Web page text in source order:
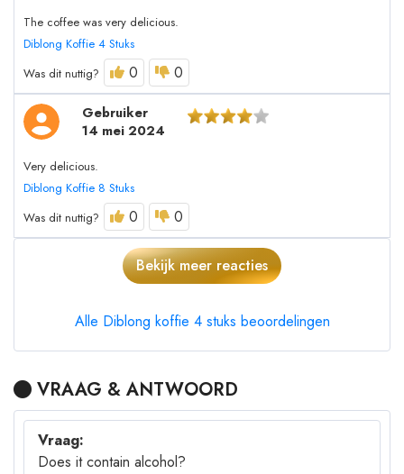
The coffee was very delicious.
Diblong Koffie 4 Stuks
Was dit nuttig?
0 0
Gebruiker
14 mei 2024
Very delicious.
Diblong Koffie 8 Stuks
Was dit nuttig?
0 0
Bekijk meer reacties
Alle Diblong koffie 4 stuks beoordelingen
VRAAG & ANTWOORD
Vraag:
Does it contain alcohol?